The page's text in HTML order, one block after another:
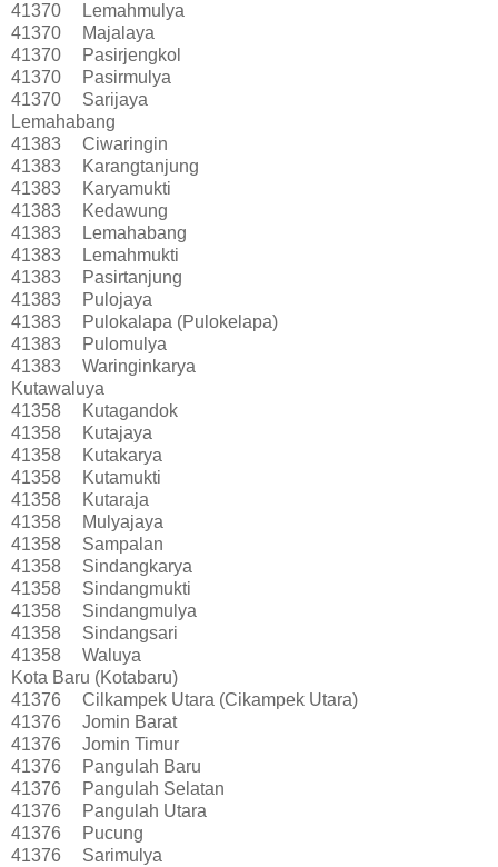
41370
Lemahmulya
41370
Majalaya
41370
Pasirjengkol
41370
Pasirmulya
41370
Sarijaya
Lemahabang
41383
Ciwaringin
41383
Karangtanjung
41383
Karyamukti
41383
Kedawung
41383
Lemahabang
41383
Lemahmukti
41383
Pasirtanjung
41383
Pulojaya
41383
Pulokalapa (Pulokelapa)
41383
Pulomulya
41383
Waringinkarya
Kutawaluya
41358
Kutagandok
41358
Kutajaya
41358
Kutakarya
41358
Kutamukti
41358
Kutaraja
41358
Mulyajaya
41358
Sampalan
41358
Sindangkarya
41358
Sindangmukti
41358
Sindangmulya
41358
Sindangsari
41358
Waluya
Kota Baru (Kotabaru)
41376
Cilkampek Utara (Cikampek Utara)
41376
Jomin Barat
41376
Jomin Timur
41376
Pangulah Baru
41376
Pangulah Selatan
41376
Pangulah Utara
41376
Pucung
41376
Sarimulya